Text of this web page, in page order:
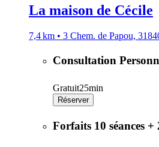
La maison de Cécile
7,4 km • 3 Chem. de Papou,
Consultation
Gratuit25min
Réserver
Forfaits 10 séances +